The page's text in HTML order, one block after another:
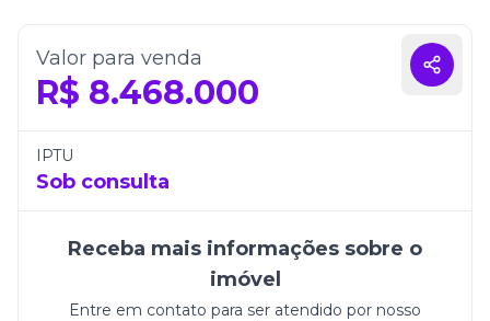
infraestrutura completa de serviços e lazer. Essa
cobertura é ideal para quem busca um estilo de
vida sofisticado, com amplitude, conforto e vistas
Valor para venda
R$ 8.468.000
IPTU
Sob consulta
Receba mais informações sobre o
imóvel
Entre em contato para ser atendido por nosso